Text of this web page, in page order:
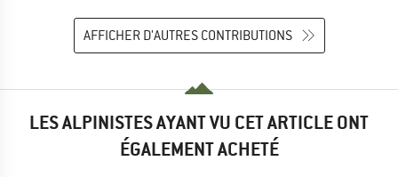
AFFICHER D'AUTRES CONTRIBUTIONS
LES ALPINISTES AYANT VU CET ARTICLE ONT
ÉGALEMENT ACHETÉ